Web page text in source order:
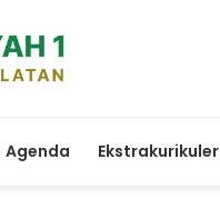
Agenda Ekstrakurikuler